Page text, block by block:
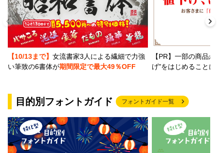
【10/13まで】 女流書家3人による繊細で力強
い筆致の6書体が期間限定で最大49％OFF
【PR】一部の商品
げ"をはじめること
目的別フォントガイド フォントガイド一覧